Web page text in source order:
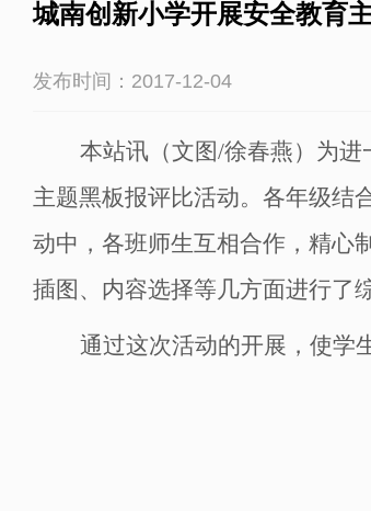
城南创新小学开展安全教育
发布时间：2017-12-04
本站讯（文图/徐春燕） 为进
主题黑板报评比活动。各年级结
动中，各班师生互相合作，精心
插图、内容选择等几方面进行了
通过这次活动的开展，使学